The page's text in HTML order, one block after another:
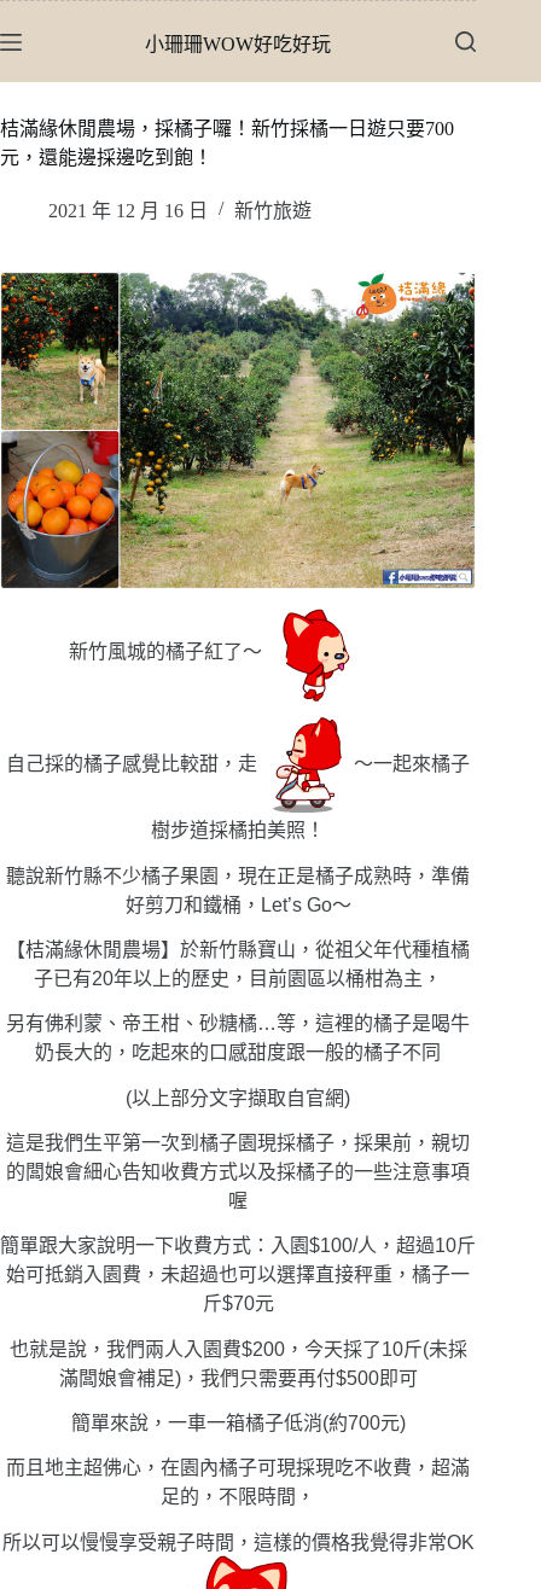
至
內
容
小珊珊WOW好吃好玩
桔滿緣休閒農場，採橘子囉！新竹採橘一日遊只要700
元，還能邊採邊吃到飽！
2021 年 12 月 16 日 新竹旅遊
新竹風城的橘子紅了〜
自己採的橘子感覺比較甜，走 〜一起來橘子
樹步道採橘拍美照！
聽說新竹縣不少橘子果園，現在正是橘子成熟時，準備
好剪刀和鐵桶，Let’s Go〜
【桔滿緣休閒農場】於新竹縣寶山，從祖父年代種植橘
子已有20年以上的歷史，目前園區以桶柑為主，
另有佛利蒙、帝王柑、砂糖橘…等，這裡的橘子是喝牛
奶長大的，吃起來的口感甜度跟一般的橘子不同
(以上部分文字擷取自官網)
這是我們生平第一次到橘子園現採橘子，採果前，親切
的闆娘會細心告知收費方式以及採橘子的一些注意事項
喔
簡單跟大家說明一下收費方式：入園$100/人，超過10斤
始可抵銷入園費，未超過也可以選擇直接秤重，橘子一
斤$70元
也就是說，我們兩人入園費$200，今天採了10斤(未採
滿闆娘會補足)，我們只需要再付$500即可
簡單來說，一車一箱橘子低消(約700元)
而且地主超佛心，在園內橘子可現採現吃不收費，超滿
足的，不限時間，
所以可以慢慢享受親子時間，這樣的價格我覺得非常OK